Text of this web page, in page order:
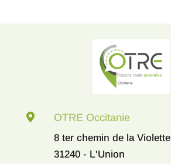
 OTRE Occitanie
8 ter chemin de la Violette
31240 - L'Union